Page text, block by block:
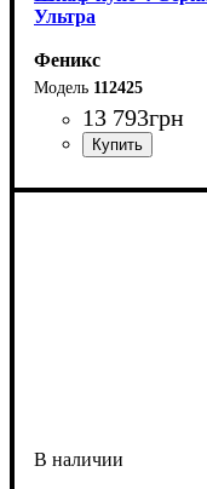
Ультра
Феникс
112425
13 793грн